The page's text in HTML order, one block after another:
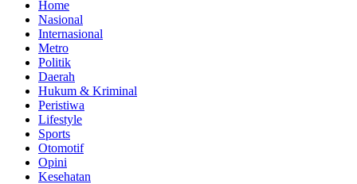
Home
Nasional
Internasional
Metro
Politik
Daerah
Hukum & Kriminal
Peristiwa
Lifestyle
Sports
Otomotif
Opini
Kesehatan